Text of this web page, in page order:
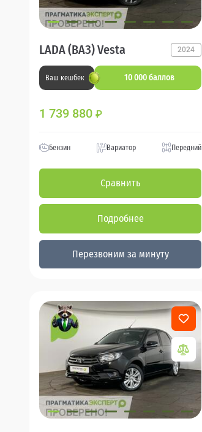
LADA (ВАЗ) Vesta 2024
Ваш кешбек 10 000 баллов
1 739 880 ₽
Бензин Вариатор Передний
Сравнить
Подробнее
Перезвоним за минуту